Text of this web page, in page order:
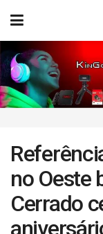
no Oeste
Cerrado